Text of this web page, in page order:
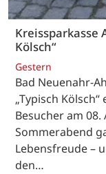
Kreissparkasse
Kölsch“
Gestern
Bad Neuenahr-
„Typisch
Besucher am
Sommerabend
Lebensfreude –
den…